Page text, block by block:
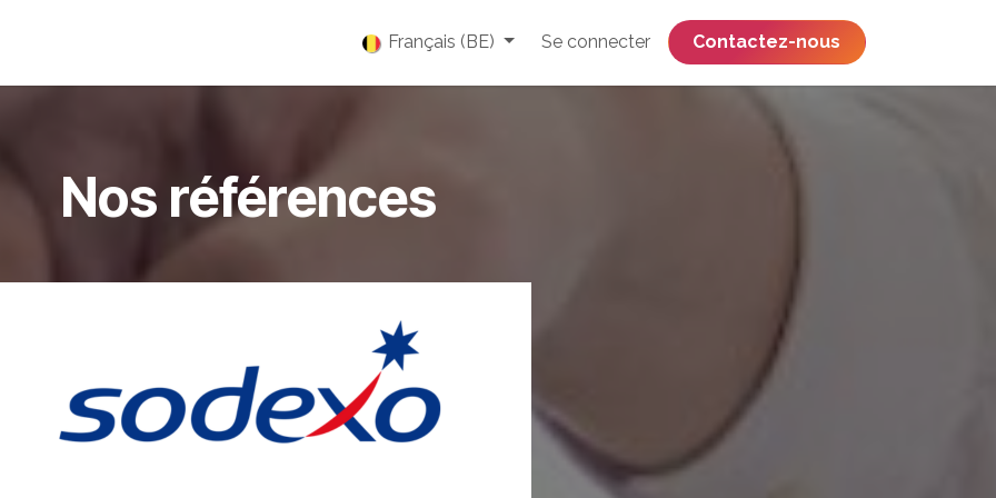
Français (BE) Se connecter ​​​​​​​​​​​​​​​​Contactez-nous
Nos références